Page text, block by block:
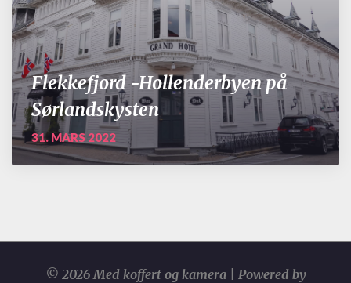
Flekkefjord -Hollenderbyen på
Sørlandskysten
31. MARS 2022
© 2026 Med koffert og kamera | Powered by